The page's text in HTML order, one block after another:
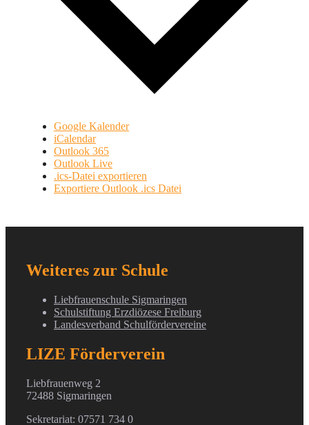
Google Kalender
iCalendar
Outlook 365
Outlook Live
.ics-Datei exportieren
Exportiere Outlook .ics Datei
Weiteres zur Schule
Liebfrauenschule Sigmaringen
Schulstiftung Erzdiözese Freiburg
Landesverband Schulfördervereine
LIZE Förderverein
Liebfrauenweg 2
72488 Sigmaringen
Sekretariat: 07571 734 0